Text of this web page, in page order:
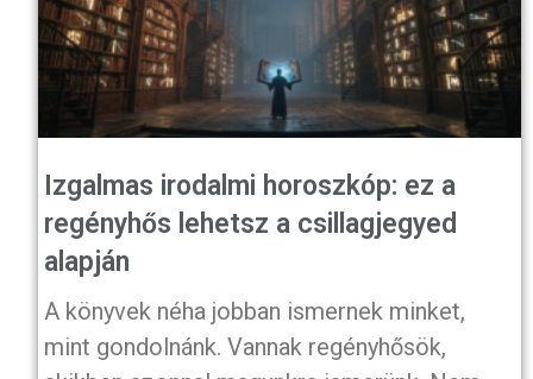
Izgalmas irodalmi horoszkóp: ez a
regényhős lehetsz a csillagjegyed
alapján
A könyvek néha jobban ismernek minket,
mint gondolnánk. Vannak regényhősök,